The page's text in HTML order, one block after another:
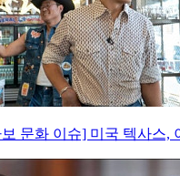
문화 이슈] 미국 텍사스,